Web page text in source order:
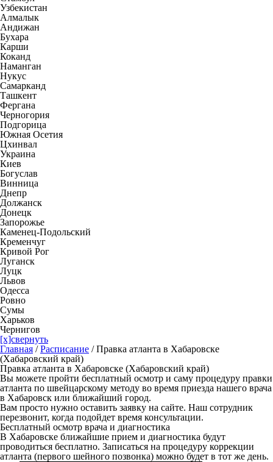
Узбекистан
Алмалык
Андижан
Бухара
Карши
Коканд
Наманган
Нукус
Самарканд
Ташкент
Фергана
Черногория
Подгорица
Южная Осетия
Цхинвал
Украина
Киев
Богуслав
Винница
Днепр
Должанск
Донецк
Запорожье
Каменец-Подольский
Кременчуг
Кривой Рог
Луганск
Луцк
Львов
Одесса
Ровно
Сумы
Харьков
Чернигов
[x]свернуть
Главная /Расписание /Правка атланта в Хабаровске
(Хабаровский край)
Правка атланта в Хабаровске (Хабаровский край)
Вы можете пройти бесплатный осмотр и саму процедуру правки
атланта по швейцарскому методу во время приезда нашего врача
в Хабаровск или ближайший город.
Вам просто нужно оставить заявку на сайте. Наш сотрудник
перезвонит, когда подойдет время консультации.
Бесплатный осмотр врача и диагностика
В Хабаровске ближайшие прием и диагностика будут
проводиться бесплатно. Записаться на процедуру коррекции
атланта (первого шейного позвонка) можно будет в тот же день.